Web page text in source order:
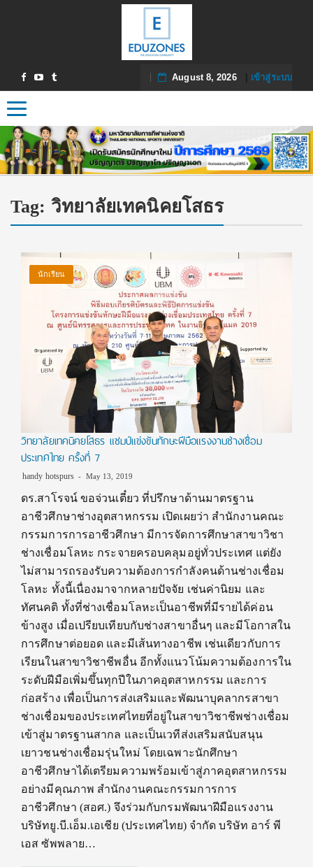
August 8, 2026| เข้าสู่ระบบ
Toggle navigation
Tag: วิทยาลัยเทคนิคยโสธร
นักเรียน
วิทยาลัยเทคนิคยโสธร แชมป์แข่งขันทักษะฝีมือแรงงานช่างเชื่อม
ประเทศไทย ครั้งที่ 7
handy hotspurs May 13, 2019
ดร.สาโรจน์ ขอจ่วนเตี๋ยว ที่ปรึกษาด้านมาตรฐาน
อาชีวศึกษาช่างอุตสาหกรรม เปิดเผยว่า สำนักงานคณะ
กรรมการการอาชีวศึกษา มีการจัดการศึกษาสาขาวิชา
ช่างเชื่อมโลหะ กระจายครอบคลุมอยู่ทั่วประเทศ แต่ยัง
ไม่สามารถรองรับความต้องการกำลังคนด้านช่างเชื่อม
โลหะ ทั้งนี้เนื่องมาจากหลายปัจจัย เช่นค่านิยม และ
ทัศนคติ ทั้งที่ช่างเชื่อมโลหะเป็นอาชีพที่มีรายได้ค่อน
ข้างสูง เมื่อเปรียบเทียบกับช่างสาขาอื่นๆ และมีโอกาสใน
การศึกษาต่อยอด และมีเส้นทางอาชีพ เช่นเดียวกับการ
เรียนในสาขาวิชาชีพอื่น อีกทั้งแนวโน้มความต้องการใน
ระดับฝีมือเพิ่มขึ้นทุกปีในภาคอุตสาหกรรม และการ
ก่อสร้าง เพื่อเป็นการส่งเสริมและพัฒนาบุคลากรสาขา
ช่างเชื่อมของประเทศไทยที่อยู่ในสาขาวิชาชีพช่างเชื่อม
เข้าสู่มาตรฐานสากล และเป็นเวทีส่งเสริมสนับสนุน
เยาวชนช่างเชื่อมรุ่นใหม่ โดยเฉพาะนักศึกษา
อาชีวศึกษาได้เตรียมความพร้อมเข้าสู่ภาคอุตสาหกรรม
อย่างมีคุณภาพ สำนักงานคณะกรรมการการ
อาชีวศึกษา (สอศ.) จึงร่วมกับกรมพัฒนาฝีมือแรงงาน
บริษัทยู.บี.เอ็ม.เอเชีย (ประเทศไทย) จำกัด บริษัท อาร์ พี
เอส ซัพพลาย…